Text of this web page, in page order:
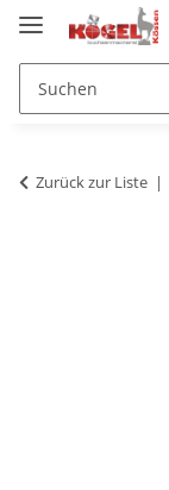
Zurück zur Liste